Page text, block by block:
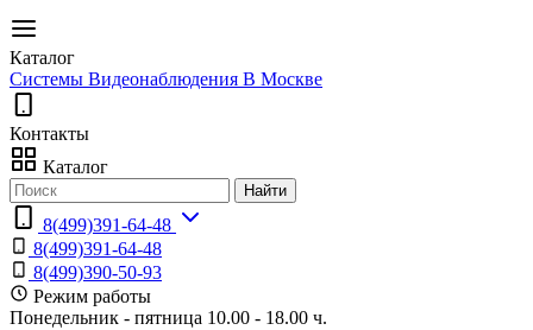
Каталог
Системы Видеонаблюдения В Москве
Контакты
Каталог
Найти
8(499)391-64-48
8(499)391-64-48
8(499)390-50-93
Режим работы
Понедельник - пятница 10.00 - 18.00 ч.